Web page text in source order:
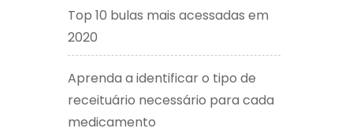
Top 10 bulas mais acessadas em
2020
Aprenda a identificar o tipo de
receituário necessário para cada
medicamento